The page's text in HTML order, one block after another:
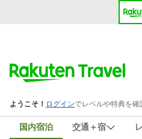
国内宿泊 交通＋宿